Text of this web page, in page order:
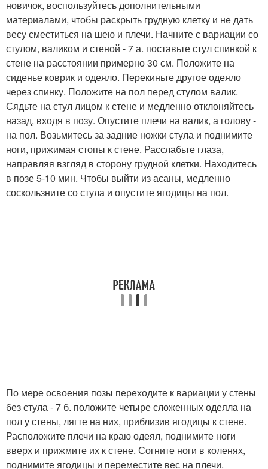
новичок, воспользуйтесь дополнительными
материалами, чтобы раскрыть грудную клетку и не дать
весу сместиться на шею и плечи. Начните с вариации со
стулом, валиком и стеной - 7 а. поставьте стул спинкой к
стене на расстоянии примерно 30 см. Положите на
сиденье коврик и одеяло. Перекиньте другое одеяло
через спинку. Положите на пол перед стулом валик.
Сядьте на стул лицом к стене и медленно отклоняйтесь
назад, входя в позу. Опустите плечи на валик, а голову -
на пол. Возьмитесь за задние ножки стула и поднимите
ноги, прижимая стопы к стене. Расслабьте глаза,
направляя взгляд в сторону грудной клетки. Находитесь
в позе 5-10 мин. Чтобы выйти из асаны, медленно
соскользните со стула и опустите ягодицы на пол.
По мере освоения позы переходите к вариации у стены
без стула - 7 б. положите четыре сложенных одеяла на
пол у стены, лягте на них, приблизив ягодицы к стене.
Расположите плечи на краю одеял, поднимите ноги
вверх и прижмите их к стене. Согните ноги в коленях,
поднимите ягодицы и переместите вес на плечи.